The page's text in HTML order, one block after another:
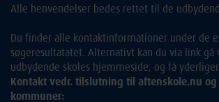
Alle henvendelser bedes rettet til de
Du finder alle kontaktinformationer under de
søgeresultatatet. Alternativt kan du via link gå
udbydende skoles hjemmeside, og få
Kontakt vedr. tilslutning til aftenskole.nu og
kommuner: